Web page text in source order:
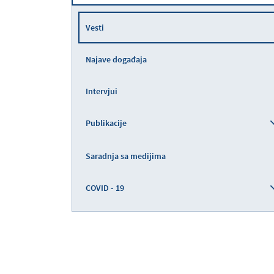
Vesti
Najave događaja
Intervjui
Publikacije
Saradnja sa medijima
COVID - 19